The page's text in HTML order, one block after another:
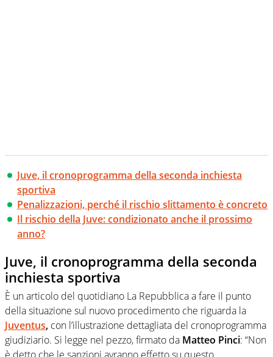
Juve, il cronoprogramma della seconda inchiesta
sportiva
Penalizzazioni, perché il rischio slittamento è concreto
Il rischio della Juve: condizionato anche il prossimo
anno?
Juve, il cronoprogramma della seconda
inchiesta sportiva
È un articolo del quotidiano La Repubblica a fare il punto
della situazione sul nuovo procedimento che riguarda la
Juventus, con l’illustrazione dettagliata del cronoprogramma
giudiziario. Si legge nel pezzo, firmato da Matteo Pinci: “Non